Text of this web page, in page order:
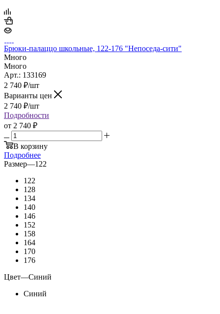
Брюки-палаццо школьные, 122-176 "Непоседа-сити"
Много
Много
Арт.: 133169
2 740 ₽/шт
Варианты цен
2 740 ₽/шт
Подробности
от 2 740 ₽
В корзину
Подробнее
Размер—122
122
128
134
140
146
152
158
164
170
176
Цвет—Синий
Синий